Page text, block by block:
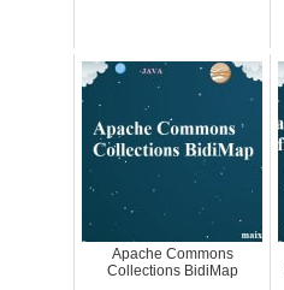
Apache Commons
Collections BidiMap